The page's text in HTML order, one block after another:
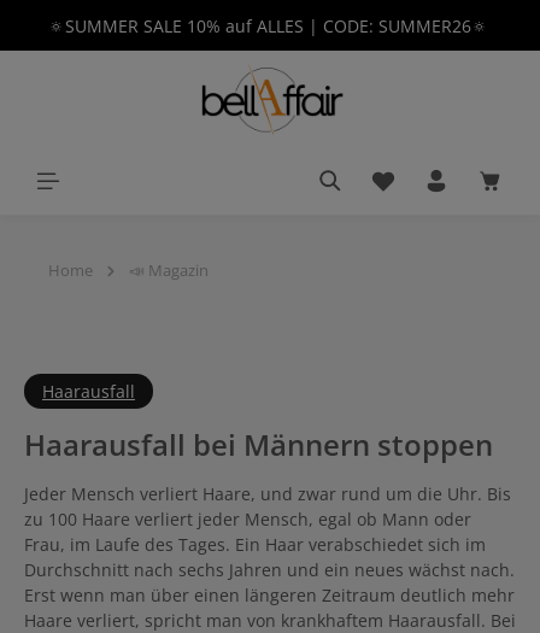
springen
🔅SUMMER SALE 10% auf ALLES | CODE: SUMMER26🔅
Du hast 0
Home 📣 Magazin
Haarausfall
Haarausfall bei Männern stoppen
Jeder Mensch verliert Haare, und zwar rund um die Uhr. Bis
zu 100 Haare verliert jeder Mensch, egal ob Mann oder
Frau, im Laufe des Tages. Ein Haar verabschiedet sich im
Durchschnitt nach sechs Jahren und ein neues wächst nach.
Erst wenn man über einen längeren Zeitraum deutlich mehr
Haare verliert, spricht man von krankhaftem Haarausfall. Bei